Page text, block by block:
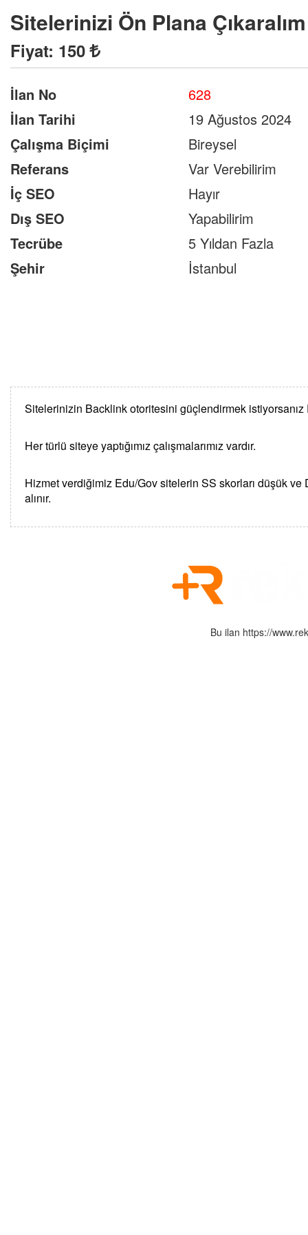
Sitelerinizi Ön Plana Çıkaralım
Fiyat: 150
İlan No
628
İlan Tarihi
19 Ağustos 2024
Çalışma Biçimi
Bireysel
Referans
Var Verebilirim
İç SEO
Hayır
Dış SEO
Yapabilirim
Tecrübe
5 Yıldan Fazla
Şehir
İstanbul
Sitelerinizin Backlink otoritesini güçlendirmek
Her türlü siteye yaptığımız çalışmalarımız vardır.
Hizmet verdiğimiz Edu/Gov sitelerin SS skorları düşük
alınır.
Bu ilan https://